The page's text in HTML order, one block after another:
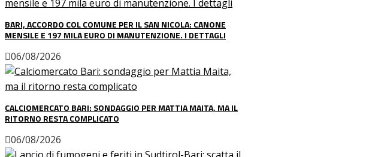
BARI, ACCORDO COL COMUNE PER IL SAN NICOLA: CANONE
MENSILE E 197 MILA EURO DI MANUTENZIONE. I DETTAGLI
06/08/2026
CALCIOMERCATO BARI: SONDAGGIO PER MATTIA MAITA, MA IL
RITORNO RESTA COMPLICATO
06/08/2026